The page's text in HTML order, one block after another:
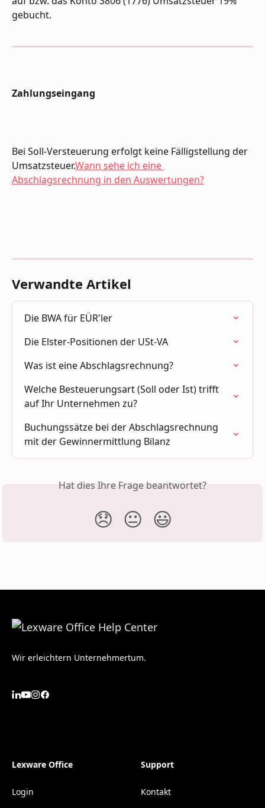
gebucht.
Zahlungseingang
Bei Soll-Versteuerung erfolgt keine Fälligstellung der
Umsatzsteuer.Wann sehe ich eine
Abschlagsrechnung in den Auswertungen?
Verwandte Artikel
Die BWA für EÜR'ler
Die Elster-Positionen der USt-VA
Was ist eine Abschlagsrechnung?
Welche Besteuerungsart (Soll oder Ist) trifft
auf Ihr Unternehmen zu?
Buchungssätze bei der Abschlagsrechnung
mit der Gewinnermittlung Bilanz
Hat dies Ihre Frage beantwortet?
😞 😐 😃
Wir erleichtern Unternehmertum.
Lexware Office
Login
Support
Kontakt